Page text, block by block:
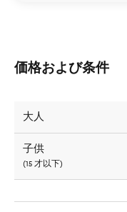
価格および条件
大人
子供
(15 才以下)